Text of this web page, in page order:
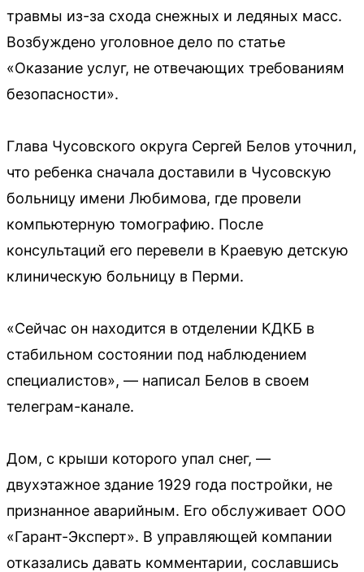
травмы из-за схода снежных и ледяных масс.
Возбуждено уголовное дело по статье
«Оказание услуг, не отвечающих требованиям
безопасности».
Глава Чусовского округа Сергей Белов уточнил,
что ребенка сначала доставили в Чусовскую
больницу имени Любимова, где провели
компьютерную томографию. После
консультаций его перевели в Краевую детскую
клиническую больницу в Перми.
«Сейчас он находится в отделении КДКБ в
стабильном состоянии под наблюдением
специалистов», — написал Белов в своем
телеграм-канале.
Дом, с крыши которого упал снег, —
двухэтажное здание 1929 года постройки, не
признанное аварийным. Его обслуживает ООО
«Гарант-Эксперт». В управляющей компании
отказались давать комментарии, сославшись